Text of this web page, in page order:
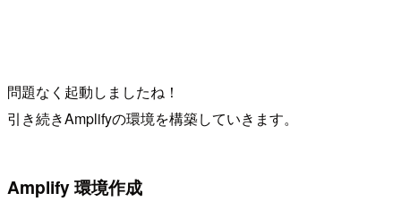
問題なく起動しましたね！
引き続きAmplifyの環境を構築していきます。
Amplify 環境作成